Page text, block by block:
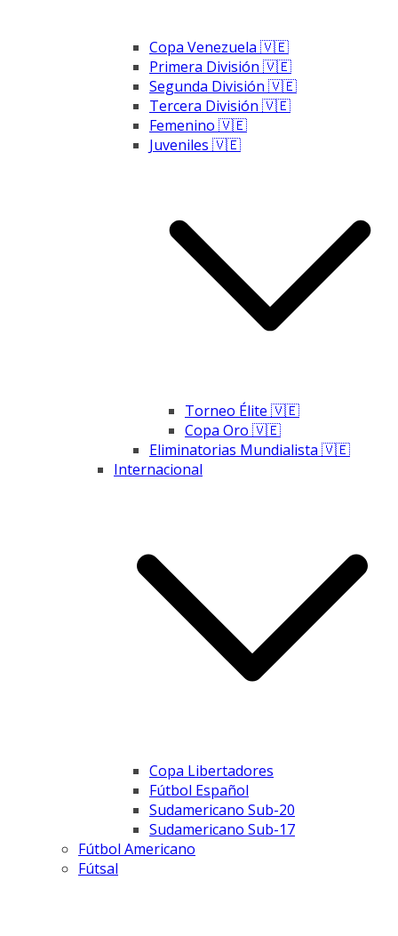
Copa Venezuela 🇻🇪
Primera División 🇻🇪
Segunda División 🇻🇪
Tercera División 🇻🇪
Femenino 🇻🇪
Juveniles 🇻🇪
Torneo Élite 🇻🇪
Copa Oro 🇻🇪
Eliminatorias Mundialista 🇻🇪
Internacional
Copa Libertadores
Fútbol Español
Sudamericano Sub-20
Sudamericano Sub-17
Fútbol Americano
Fútsal